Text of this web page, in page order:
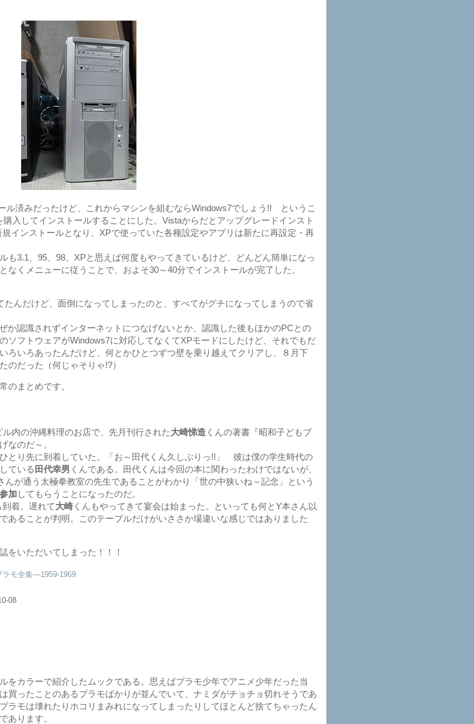
済みだったけど、これからマシンを組むならWindows7でしょう!! というこ
入してインストールすることにした。Vistaからだとアップグレードインスト
インストールとなり、XPで使っていた各種設定やアプリは新たに再設定・再
3.1、95、98、XPと思えば何度もやってきているけど、どんどん簡単になっ
なくメニューに従うことで、およそ30～40分でインストールが完了した。
んだけど、面倒になってしまったのと、すべてがグチになってしまうので省
認識されずインターネットにつなげないとか、認識した後もほかのPCとの
ソフトウェアがWindows7に対応してなくてXPモードにしたけど、それでもだ
ろいろあったんだけど、何とかひとつずつ壁を乗り越えてクリアし、８月下
のだった（何じゃそりゃ!?）
のまとめです。
内の沖縄料理のお店で、先月刊行された大崎悌造 くんの著書『昭和子どもブ
なのだ～。
とり先に到着していた。「お～田代くん久しぶりっ!!」 彼は僕の学生時代の
ている 田代幸男 くんである。田代くんは今回の本に関わったわけではないが、
んが通う太極拳教室の先生であることがわかり「世の中狭いね～記念」という
加 してもらうことになったのだ。
到着。遅れて大崎くんもやってきて宴会は始まった。といっても何とY本さん以
あることが判明。このテーブルだけがいささか場違いな感じではありました
をいただいてしまった！！！
モ全集―1959‐1969
08
カラーで紹介したムックである。思えばプラモ少年でアニメ少年だった当
買ったことのあるプラモばかりが並んでいて、ナミダがチョチョ切れそうであ
ラモは壊れたりホコリまみれになってしまったりしてほとんど捨てちゃったん
あります。